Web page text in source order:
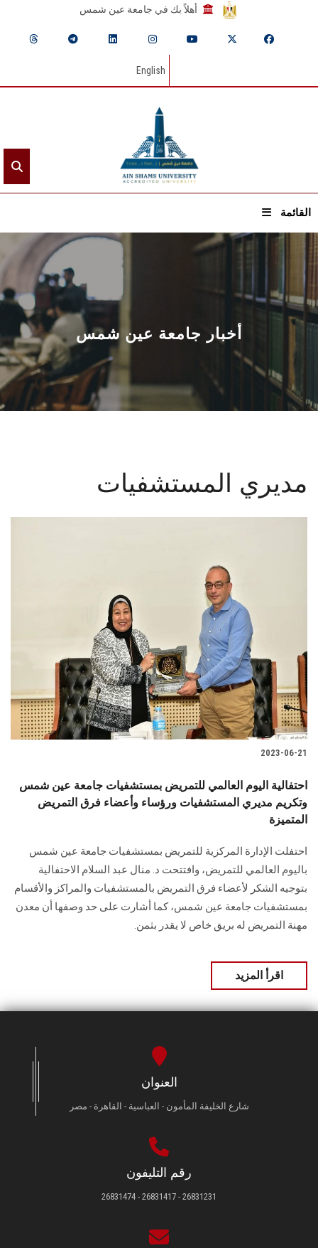
أهلاً بك في جامعة عين شمس
English
القائمة
الرئيسيـة
عن الجامعة
القطاعـات
الشئون الأكاديمية
البحث العلمي
هيئة التدريس
الدراسات العليا
الموظفون
سجل الان
أخبار جامعة عين شمس
مديري المستشفيات
2023-06-21
احتفالية اليوم العالمي للتمريض بمستشفيات جامعة عين شمس
وتكريم مديري المستشفيات ورؤساء وأعضاء فرق التمريض
المتميزة
احتفلت الإدارة المركزية للتمريض بمستشفيات جامعة عين شمس
باليوم العالمي للتمريض، وافتتحت د. منال عبد السلام الاحتفالية
بتوجيه الشكر لأعضاء فرق التمريض بالمستشفيات والمراكز والأقسام
بمستشفيات جامعة عين شمس، كما أشارت على حد وصفها أن معدن
مهنة التمريض له بريق خاص لا يقدر بثمن.
اقرأ المزيد
العنوان
شارع الخليفة المأمون - العباسية - القاهرة - مصر
رقم التليفون
26831231 - 26831417 - 26831474